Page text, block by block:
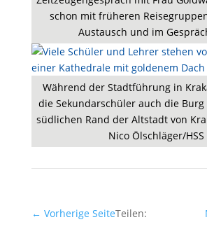
schon mit früheren
Austausch und im
Während der Stadtführung in
die Sekundarschüler auch die Burg
südlichen Rand der Altstadt von
Nico Ölschläger/HSS
← Vorherige SeiteTeilen: